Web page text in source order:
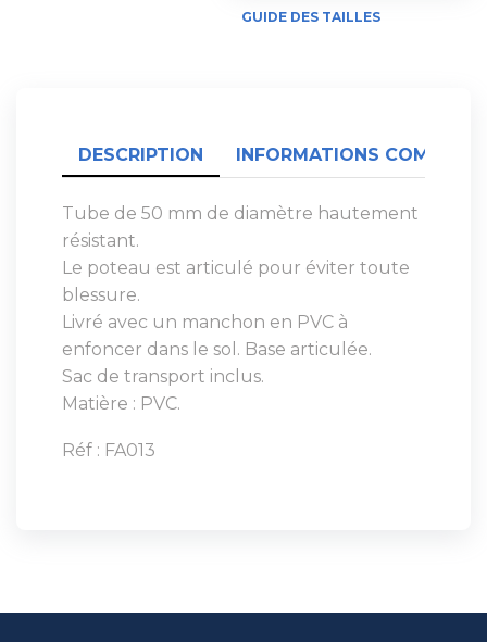
GUIDE DES TAILLES
DESCRIPTION INFORMATIONS
Tube de 50 mm de diamètre hautement
résistant.
Le poteau est articulé pour éviter toute
blessure.
Livré avec un manchon en PVC à
enfoncer dans le sol. Base articulée.
Sac de transport inclus.
Matière : PVC.
Réf : FA013